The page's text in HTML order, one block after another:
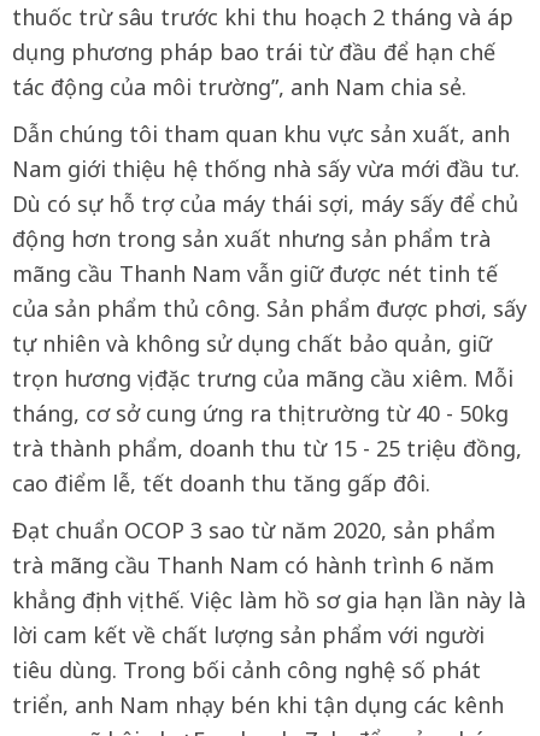
thuốc trừ sâu trước khi thu hoạch 2 tháng và áp
dụng phương pháp bao trái từ đầu để hạn chế
tác động của môi trường”, anh Nam chia sẻ.
Dẫn chúng tôi tham quan khu vực sản xuất, anh
Nam giới thiệu hệ thống nhà sấy vừa mới đầu tư.
Dù có sự hỗ trợ của máy thái sợi, máy sấy để chủ
động hơn trong sản xuất nhưng sản phẩm trà
mãng cầu Thanh Nam vẫn giữ được nét tinh tế
của sản phẩm thủ công. Sản phẩm được phơi, sấy
tự nhiên và không sử dụng chất bảo quản, giữ
trọn hương vị đặc trưng của mãng cầu xiêm. Mỗi
tháng, cơ sở cung ứng ra thị trường từ 40 - 50kg
trà thành phẩm, doanh thu từ 15 - 25 triệu đồng,
cao điểm lễ, tết doanh thu tăng gấp đôi.
Đạt chuẩn OCOP 3 sao từ năm 2020, sản phẩm
trà mãng cầu Thanh Nam có hành trình 6 năm
khẳng định vị thế. Việc làm hồ sơ gia hạn lần này là
lời cam kết về chất lượng sản phẩm với người
tiêu dùng. Trong bối cảnh công nghệ số phát
triển, anh Nam nhạy bén khi tận dụng các kênh